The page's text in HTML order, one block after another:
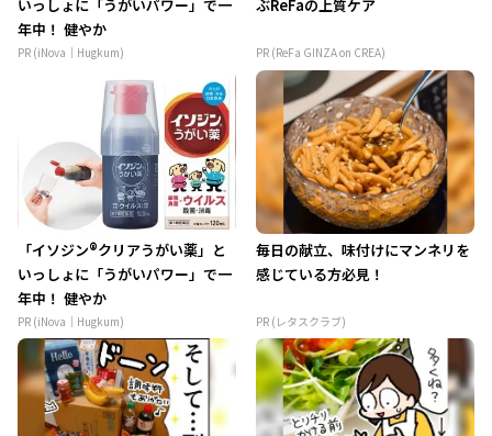
いっしょに「うがいパワー」で一
年中！ 健やか
PR (iNova｜Hugkum)
ぶReFaの上質ケア
PR (ReFa GINZA on CREA)
「イソジン®クリアうがい薬」と
いっしょに「うがいパワー」で一
年中！ 健やか
PR (iNova｜Hugkum)
毎日の献立、味付けにマンネリを
感じている方必見！
PR (レタスクラブ)